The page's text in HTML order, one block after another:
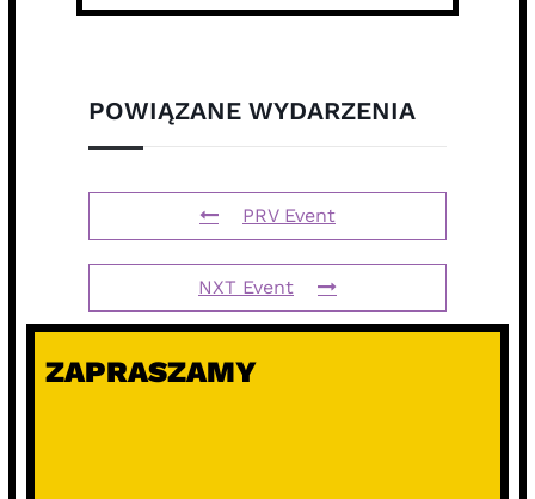
POWIĄZANE WYDARZENIA
PRV Event
NXT Event
ZAPRASZAMY